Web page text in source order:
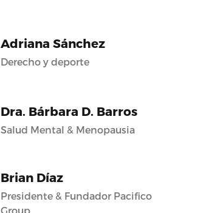
Adriana Sánchez
Derecho y deporte
Dra. Bárbara D. Barros
Salud Mental & Menopausia
Brian Díaz
Presidente & Fundador Pacifico
Group